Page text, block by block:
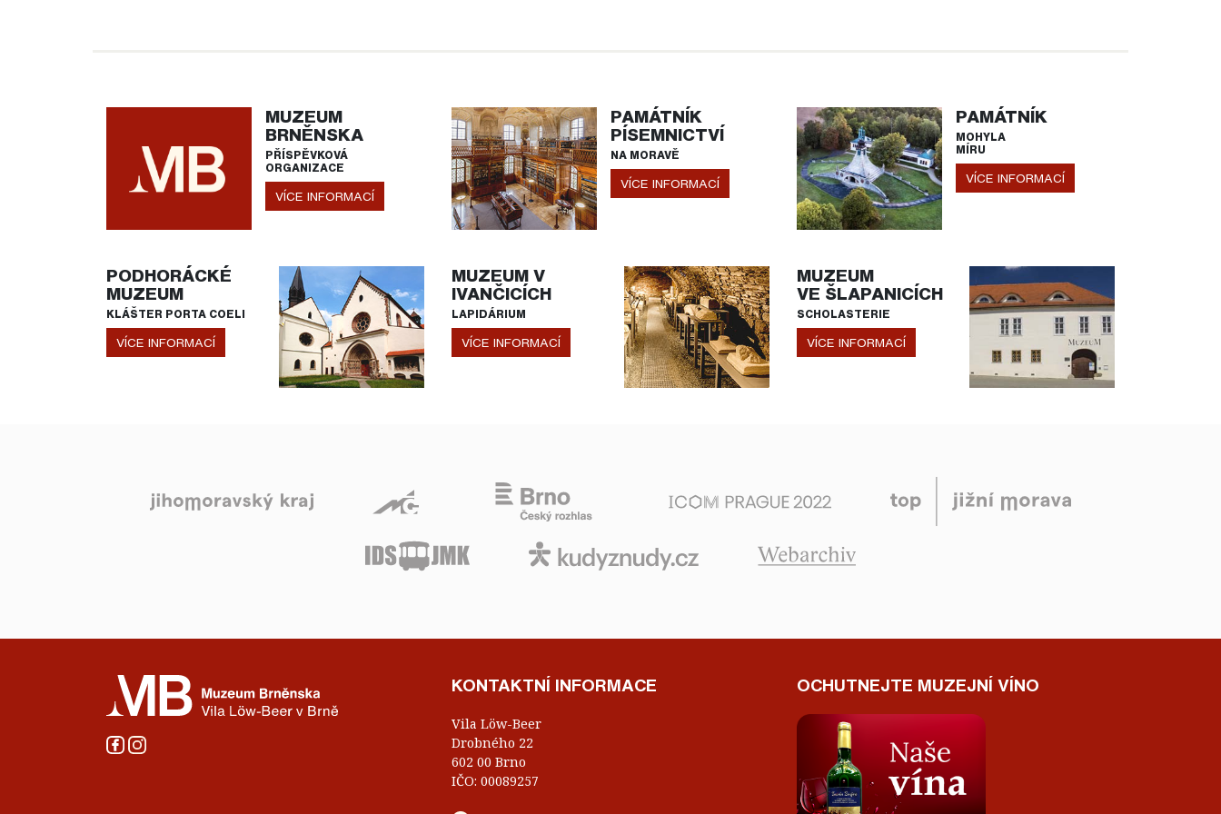
MUZEUM
BRNĚNSKA
PŘÍSPĚVKOVÁ
ORGANIZACE
VÍCE INFORMACÍ
PAMÁTNÍK
PÍSEMNICTVÍ
NA MORAVĚ
VÍCE INFORMACÍ
PAMÁTNÍK
MOHYLA
MÍRU
VÍCE INFORMACÍ
PODHORÁCKÉ
MUZEUM
KLÁŠTER PORTA COELI
VÍCE INFORMACÍ
MUZEUM V
IVANČICÍCH
LAPIDÁRIUM
VÍCE INFORMACÍ
MUZEUM
VE ŠLAPANICÍCH
SCHOLASTERIE
VÍCE INFORMACÍ
KONTAKTNÍ INFORMACE
Vila Löw-Beer
Drobného 22
602 00 Brno
IČO: 00089257
OCHUTNEJTE MUZEJNÍ VÍNO